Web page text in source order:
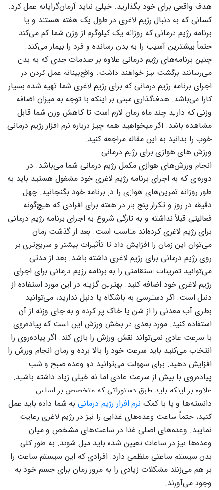
هدف واقعی برای خود بگذارید. خیلی نباید آرمان‌گرایانه عمل کرد.
کسانی که به دنبال رژیم لاغری در طول یک هفته هستند و یا
برنامه رژیم درمانی که روزانه یک کیلوگرم از وزن شما کم می‌کند
حتماً بیشترین آسیب را به بدن رسانده و فرد را بیمار می‌کند.
چنین برنامه‌های رژیم درمانی علاوه بر صدمات جدی که به بدن
می‌رسانند برگشت نیز خواهند داشت. واقع‌بینانه عمل کردن در
اجرای برنامه رژیم درمانی که برای رژیم لاغری شما تهیه شده بسیار
کارا می‌باشد. هدف‌گذاری مبنی بر اینکه با توجه به میزان اضافه
وزنی که دارید چند ماه زمان لازم است تا کاهش وزن شما قابل
مشاهده باشد. اگر میخواهید همه چیز درباره نرم افزار رژیم درمانی
خوب را بدانید به این مقاله مراجعه کنید.
ورزش های هوازی برای رژیم درمانی
انجام ورزش‌های هوازی مکمل رژیم درمانی شما می‌باشد. در
دوره‌ای که به اجرای برنامه رژیم لاغری خود مشغول هستید باید به
طور روزانه تمرین‌های هوازی را در برنامه خود بگنجانید. چهل
دقیقه در روز و تکرار پنج بار در هفته برای افرادی که هیچ‌گونه
فعالیتی قبلاً نداشته و به تازگی شروع به اجرای برنامه رژیم درمانی
برای رژیم لاغری کرده‌اند مناسب است. بعد از گذشت زمان
می‌توان این زمان را افزایش داد تا تأثیرات بیشتر و سریع‌تری بر
روی رژیم درمانی برای رژیم لاغری داشته باشد. بعد از مدتی
می‌توانید تمرینات استقامتی را به برنامه رژیم درمانی برای اجرای
رژیم لاغری خود اضافه کنید. بهترین گزینه در این مورد استفاده از
دنبل است. اگر دسترسی به باشگاه یا دنبل ندارید، می‌توانید
بطری آب معدنی را از شن یا خاک پر کرده و به جای وزنه از آن
استفاده کنید. مورد بعدی در بخش ورزش این است که پیاده‌روی
با سرعت عادی نمی‌تواند نقش ورزش را بازی کند. اگر پیاده‌روی را
انتخاب می‌کنید باید سرعت خود را بالا برده و زمان انجام ورزش را
افزایش دهید. برای سهولت می‌توانید دو وعده صبح و شب
پیاده‌روی با بیش از سرعت عادی اما نه خیلی زیاد داشته باشید.
علاوه بر اینکه باید طبق دستوراتی که متخصص بر اساس
دانسته‌ها و یا با کمک نرم افزار رژیم درمانی به شما داده باید عمل
کنید، حتماً ساعت وعده‌های غذایی را نیز در رژیم لاغری رعایت
نمایید. وعده‌های اصلی غذا در ساعت‌های مشخص و میان
وعده‌ها نیز در ساعات تعیین شده باید میل شوند. به طور کلی
بدن سیستم ساعتی منظمی دارد. افرادی که این سیستم ساعت را
بر هم می‌زنند مشکلات زیادی را به مرور زمان برای جسم خود به
وجود می‌آورند.